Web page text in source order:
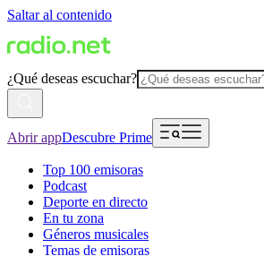
Saltar al contenido
¿Qué deseas escuchar?
Abrir appDescubre Prime
Top 100 emisoras
Podcast
Deporte en directo
En tu zona
Géneros musicales
Temas de emisoras